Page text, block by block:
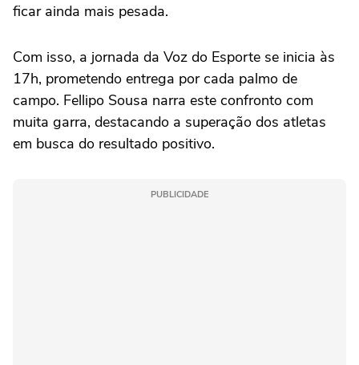
ficar ainda mais pesada.
Com isso, a jornada da Voz do Esporte se inicia às
17h, prometendo entrega por cada palmo de
campo. Fellipo Sousa narra este confronto com
muita garra, destacando a superação dos atletas
em busca do resultado positivo.
PUBLICIDADE